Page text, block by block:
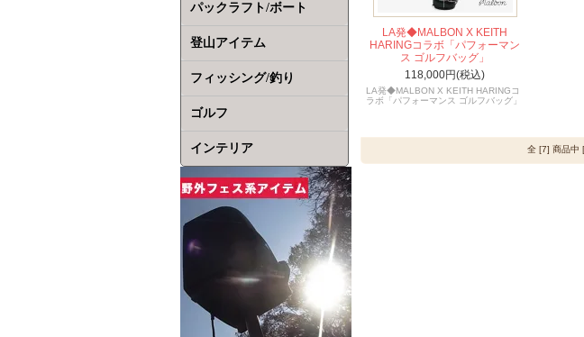
パックラフト/ボート
登山アイテム
フィッシング/釣り
ゴルフ
インテリア
LA発◆MALBON X KEITH
HARINGコラボ「パフォーマン
ス ゴルフバッグ」
118,000円(税込)
LA発◆MALBON X KEITH HARINGコ
ラボ「パフォーマンス ゴルフバッグ」
全 [7] 商品中